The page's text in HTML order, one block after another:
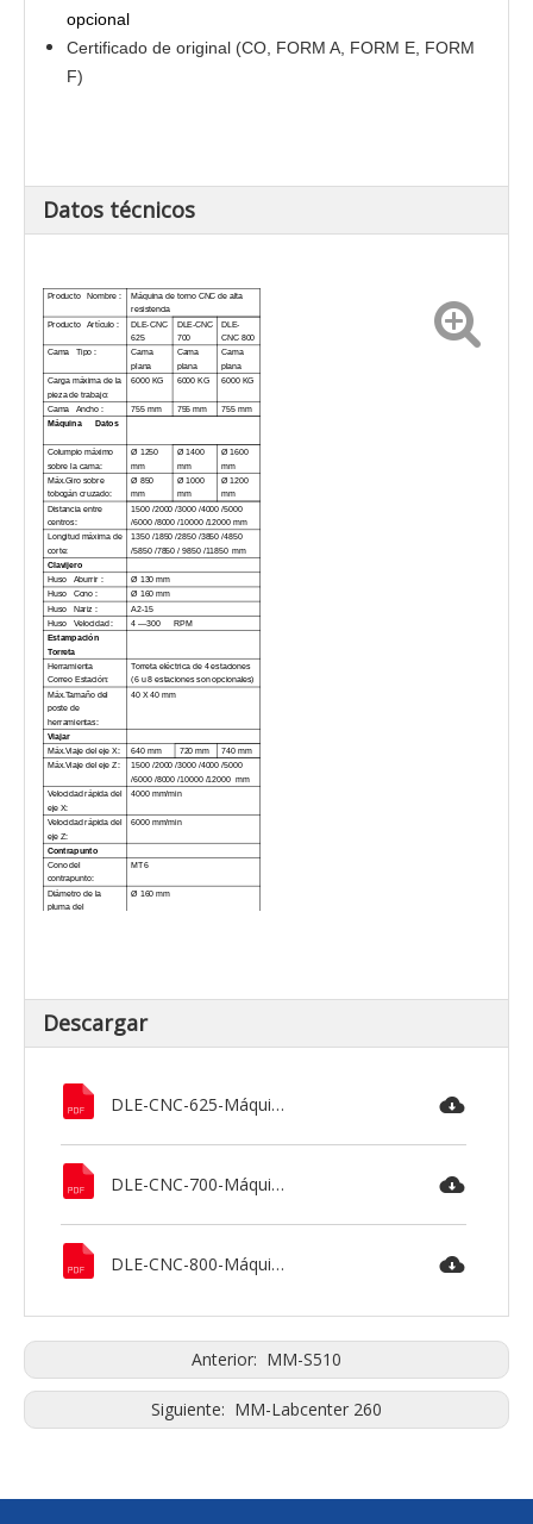
opcional
Certificado de original (CO, FORM A, FORM E, FORM
F)
Datos técnicos
Producto Nombre : Máquina de torno CNC de alta
resistencia
Producto Artículo :
DLE-CNC
625
DLE-CNC
700
DLE-
CNC 800
Cama Tipo :
Cama
plana
Cama
plana
Cama
plana
Carga máxima de la
pieza de trabajo:
6000 KG 6000 KG 6000 KG
Cama Ancho : 755 mm 755 mm
755 mm
Máquina Datos
Columpio máximo
sobre la cama:
Ø 1250
mm
Ø 1400
mm
Ø 1600
mm
Máx.Giro sobre
tobogán cruzado:
Ø 850
mm
Ø 1000
mm
Ø 1200
mm
Distancia entre
centros:
1500 /2000 /3000 /4000 /5000
/6000 /8000 /10000 /12000 mm
Longitud máxima de
corte:
1350 /1850 /2850 /3850 /4850
/5850 /7850 / 9850 /11850 mm
Clavijero
Huso Aburrir :
Ø 130 mm
Huso Cono :
Ø 160 mm
Huso Nariz :
A2-15
Huso Velocidad :
4—300 RPM
Estampación
Torreta
Herramienta
Correo Estación:
Torreta eléctrica de 4 estaciones
(6 u 8 estaciones son opcionales)
Máx.Tamaño del
poste de
herramientas:
40 X 40 mm
Viajar
Máx.Viaje del eje X: 640 mm 720 mm
740 mm
Máx.Viaje del eje Z:
1500 /2000 /3000 /4000 /5000
/6000 /8000 /10000 /12000 mm
Velocidad rápida del
eje X:
4000 mm/min
Velocidad rápida del
eje Z:
6000 mm/min
Contrapunto
Cono del
contrapunto:
MT6
Diámetro de la
pluma del
Ø 160 mm
posicionamiento
Conducir
Embalaje Tipo :
Peso bruto :
13980 KG
embalaje : (Para DLE–CNC 625 X 3000)
Accesorio estándar:
posiciones torreta
Descargar
DLE-CNC-625-Máquina-de-torno-de-servicio-pesado-MAXNOVO.pdf
DLE-CNC-700-Máquina-de-torno-de-servicio-pesado-MAXNOVO.pdf
DLE-CNC-800-Máquina-de-torno-de-servicio-pesado-MAXNOVO.pdf
Anterior: MM-S510
Siguiente: MM-Labcenter 260